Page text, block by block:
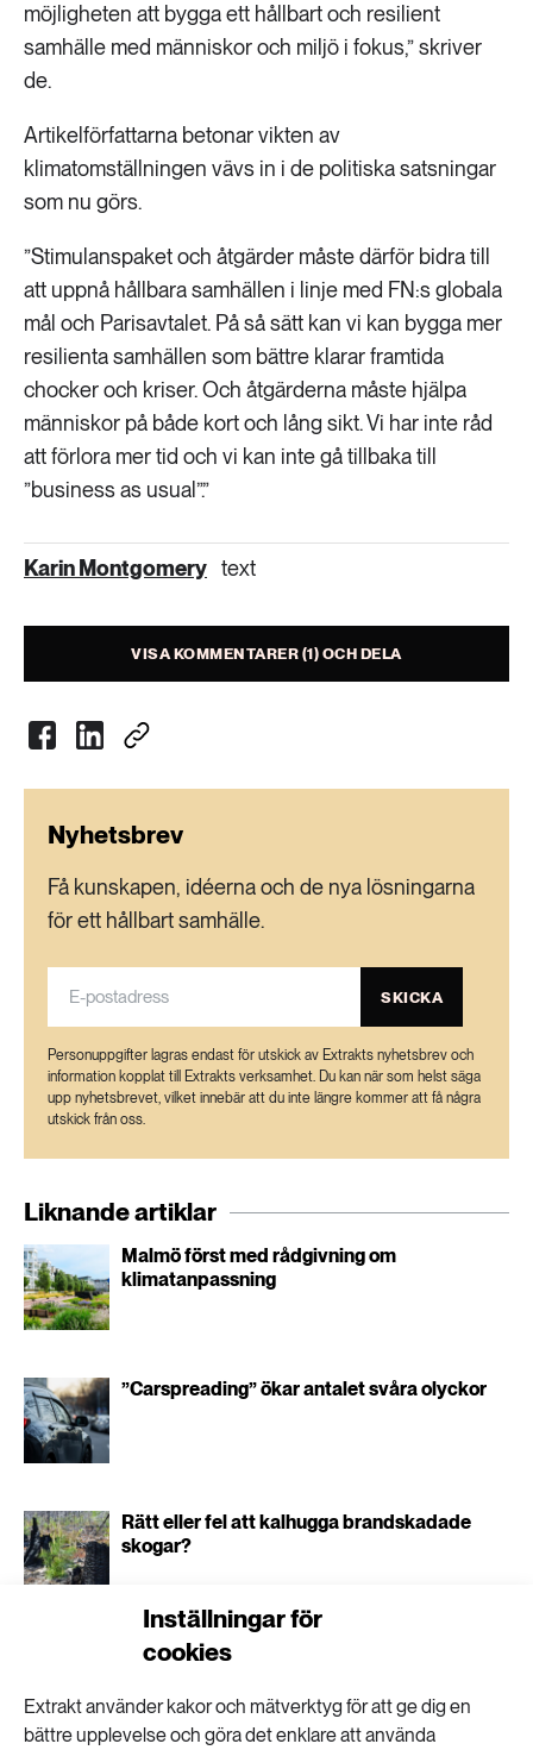
Inställningar för
cookies
Extrakt använder kakor och mätverktyg för att ge dig en
bättre upplevelse och göra det enklare att använda
möjligheten att bygga ett hållbart och resilient
samhälle med människor och miljö i fokus,” skriver
de.
Artikelförfattarna betonar vikten av
klimatomställningen vävs in i de politiska satsningar
som nu görs.
”Stimulanspaket och åtgärder måste därför bidra till
att uppnå hållbara samhällen i linje med FN:s globala
mål och Parisavtalet. På så sätt kan vi kan bygga mer
resilienta samhällen som bättre klarar framtida
chocker och kriser. Och åtgärderna måste hjälpa
människor på både kort och lång sikt. Vi har inte råd
att förlora mer tid och vi kan inte gå tillbaka till
”business as usual”.”
Karin Montgomery text
VISA KOMMENTARER (1) OCH DELA
Nyhetsbrev
Få kunskapen, idéerna och de nya lösningarna
för ett hållbart samhälle.
SKICKA
Personuppgifter lagras endast för utskick av Extrakts nyhetsbrev och
information kopplat till Extrakts verksamhet. Du kan när som helst säga
upp nyhetsbrevet, vilket innebär att du inte längre kommer att få några
utskick från oss.
Liknande artiklar
Malmö först med rådgivning om
klimatanpassning
”Carspreading” ökar antalet svåra olyckor
Rätt eller fel att kalhugga brandskadade
skogar?
”Man kan se olja, diesel och bensin som ett